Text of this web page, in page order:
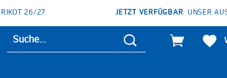
26/27 JETZT VERFÜGBAR: UNSER